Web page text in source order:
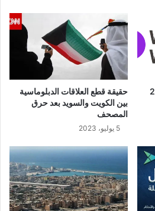
2023
حقيقة قطع العلاقات الدبلوماسية
بين الكويت والسويد بعد حرق
المصحف
5 يوليو، 2023